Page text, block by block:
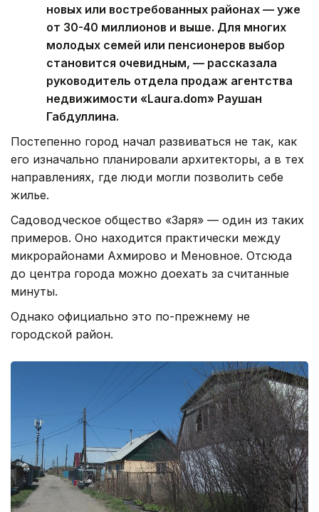
новых или востребованных районах — уже
от 30-40 миллионов и выше. Для многих
молодых семей или пенсионеров выбор
становится очевидным, — рассказала
руководитель отдела продаж агентства
недвижимости «Laura.dom» Раушан
Габдуллина.
Постепенно город начал развиваться не так, как
его изначально планировали архитекторы, а в тех
направлениях, где люди могли позволить себе
жилье.
Садоводческое общество «Заря» — один из таких
примеров. Оно находится практически между
микрорайонами Ахмирово и Меновное. Отсюда
до центра города можно доехать за считанные
минуты.
Однако официально это по-прежнему не
городской район.